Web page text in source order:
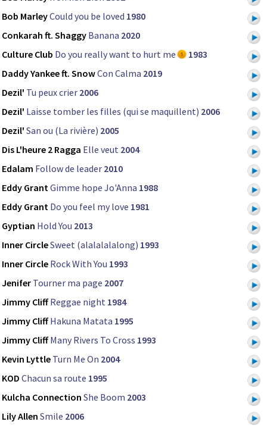
Bob MarleyCould you be loved 1980
Conkarah ft. Shaggy Banana 2020
Culture Club Do you really want to hurt me
1983
Daddy Yankee ft. SnowCon Calma 2019
Dezil' Tu peux crier 2006
Dezil' Laisse tomber les filles (qui se maquillent) 2006
Dezil' San ou (La rivière) 2005
Dis L'heure 2 Ragga Elle veut 2004
Edalam Follow de leader 2010
Eddy Grant Gimme hope Jo'Anna 1988
Eddy Grant Do you feel my love 1981
Gyptian Hold You 2013
Inner CircleSweet (alalalalalong) 1993
Inner Circle Rock With You 1993
Jenifer Tourner ma page 2007
Jimmy Cliff Reggae night 1984
Jimmy Cliff Hakuna Matata 1995
Jimmy Cliff Many Rivers To Cross 1993
Kevin Lyttle Turn Me On 2004
KOD Chacun sa route 1995
Kulcha Connection She Boom 2003
Lily Allen Smile 2006